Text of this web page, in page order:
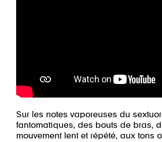
Sur les notes vaporeuses du
fantomatiques, des bouts de bras,
mouvement lent et répété, aux tons